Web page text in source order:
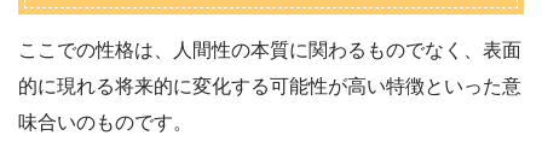
ここでの性格は、人間性の本質に関わるものでなく、表面
的に現れる将来的に変化する可能性が高い特徴といった意
味合いのものです。